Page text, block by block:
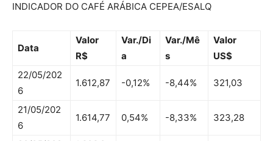
INDICADOR DO CAFÉ ARÁBICA CEPEA/ESALQ
Data
Valor
R$
Var./Di
a
Var./Mê
s
Valor
US$
22/05/202
6
1.612,87 -0,12% -8,44% 321,03
21/05/202
6
1.614,77 0,54% -8,33% 323,28